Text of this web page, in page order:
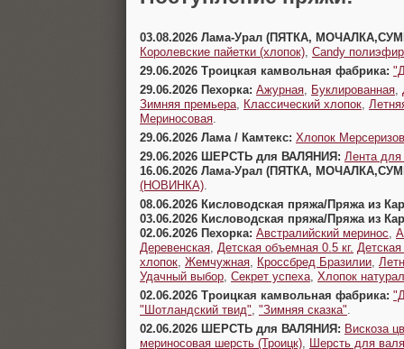
03.08.2026 Лама-Урал (ПЯТКА,
Королевские пайетки (хлопок) Candy
29.06.2026 Троицкая камвольная фабрика:
29.06.2026 Пехорка: Ажурная Буклированная
Зимняя премьера
Классический хлопок
Мериносовая
29.06.2026 Лама / Камтекс: Хлопок
29.06.2026 ШЕРСТЬ для ВАЛЯНИЯ: Лента для
16.06.2026 Лама-Урал (ПЯТКА,
(НОВИНКА)
08.06.2026 Кисловодская пряжа/Пряжа из
03.06.2026 Кисловодская пряжа/Пряжа из
02.06.2026 Пехорка: Австралийский меринос
Деревенская Детская объемная 0.5 кг.
хлопок Жемчужная Кроссбред Бразилии
Удачный выбор Секрет успеха Хлопок
02.06.2026 Троицкая камвольная фабрика:
"Шотландский твид" "Зимняя сказка"
02.06.2026 ШЕРСТЬ для ВАЛЯНИЯ: Вискоза
мериносовая шерсть (Троицк)
Шерсть для